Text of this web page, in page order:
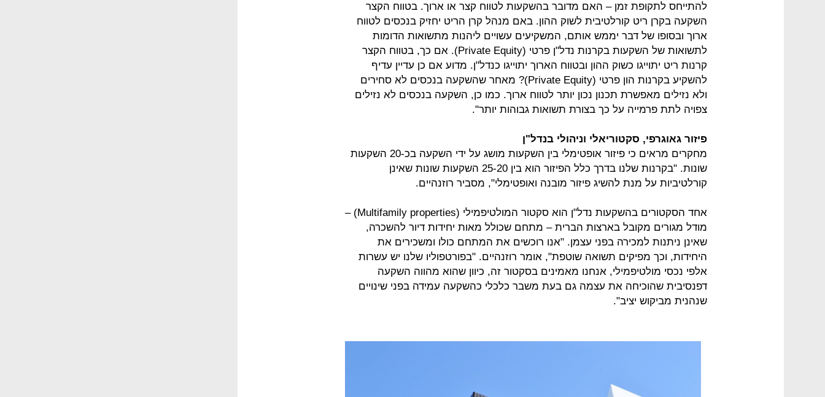
להתייחס לתקופת זמן – האם מדובר בהשקעות לטווח קצר או ארוך. בטווח הקצר
השקעה בקרן ריט קורלטיבית לשוק ההון. באם מנהל קרן הריט יחזיק בנכסים לטווח
ארוך ובסופו של דבר יממש אותם, המשקיעים עשויים ליהנות מתשואות הדומות
לתשואות של השקעות בקרנות נדל"ן פרטי (Private Equity). אם כך, בטווח הקצר
קרנות ריט יתוייגו כשוק ההון ובטווח הארוך יתוייגו כנדל"ן. מדוע אם כן עדיין עדיף
להשקיע בקרנות הון פרטי (Private Equity)? מאחר שהשקעה בנכסים לא סחירים
ולא נזילים מאפשרת תכנון נכון יותר לטווח ארוך. כמו כן, השקעה בנכסים לא נזילים
צפויה לתת פרמייה על כך בצורת תשואות גבוהות יותר".
פיזור גאוגרפי, סקטוריאלי וניהולי בנדל"ן
מחקרים מראים כי פיזור אופטימלי בין השקעות מושג על ידי השקעה בכ-20 השקעות
שונות. "בקרנות שלנו בדרך כלל הפיזור הוא בין 25-20 השקעות שונות שאינן
קורלטיביות על מנת להשיג פיזור מובנה ואופטימלי", מסביר רוזנהיים.
אחד הסקטורים בהשקעות נדל"ן הוא סקטור המולטיפמילי (Multifamily properties) –
מודל מגורים מקובל בארצות הברית – מתחם שכולל מאות יחידות דיור להשכרה,
שאינן ניתנות למכירה בפני עצמן. "אנו רוכשים את המתחם כולו ומשכירים את
היחידות, וכך מפיקים תשואה שוטפת", אומר רוזנהיים. "בפורטפוליו שלנו יש עשרות
אלפי נכסי מולטיפמילי, אנחנו מאמינים בסקטור זה, כיוון שהוא מהווה השקעה
דפנסיבית שהוכיחה את עצמה גם בעת משבר כלכלי כהשקעה עמידה בפני שינויים
שנהנית מביקוש יציב".